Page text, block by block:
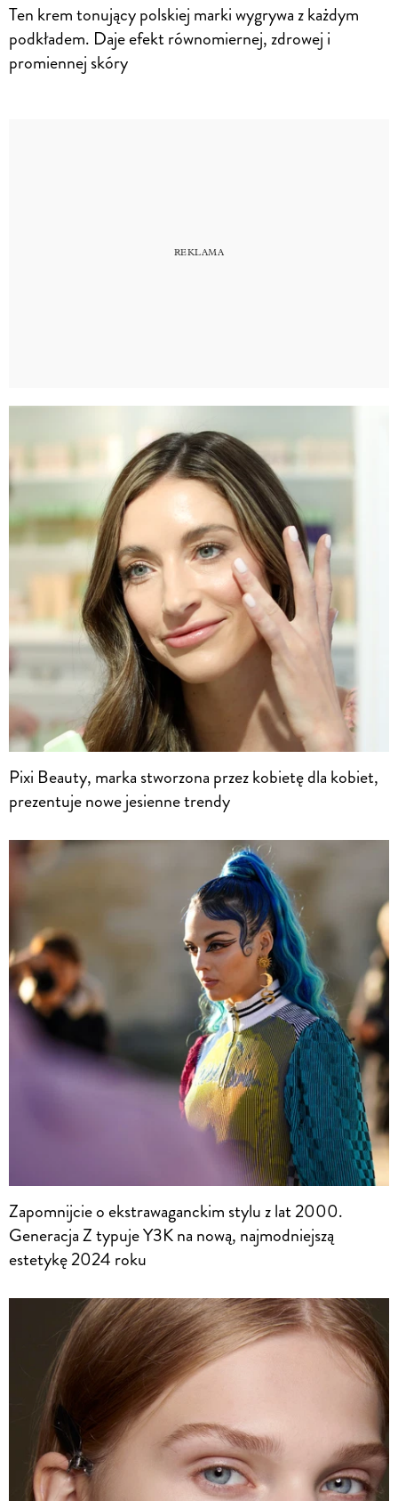
Ten krem tonujący polskiej marki wygrywa z każdym
podkładem. Daje efekt równomiernej, zdrowej i
promiennej skóry
Pixi Beauty, marka stworzona przez kobietę dla kobiet,
prezentuje nowe jesienne trendy
Zapomnijcie o ekstrawaganckim stylu z lat 2000.
Generacja Z typuje Y3K na nową, najmodniejszą
estetykę 2024 roku